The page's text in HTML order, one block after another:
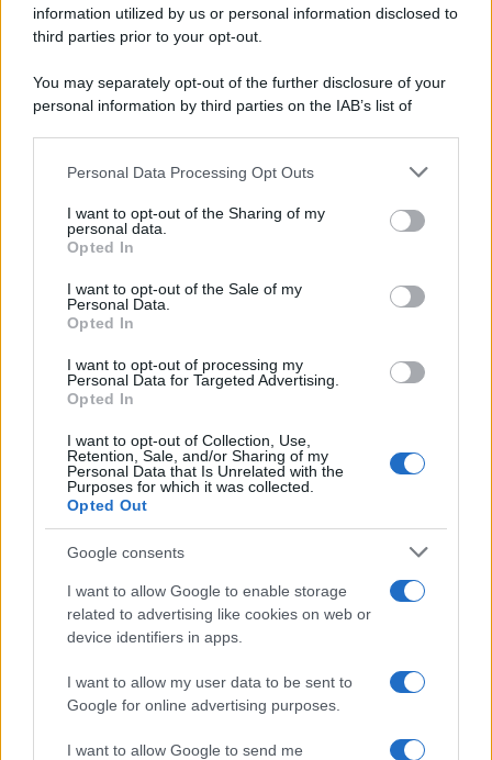
information utilized by us or personal information disclosed to
third parties prior to your opt-out.
You may separately opt-out of the further disclosure of your
personal information by third parties on the IAB’s list of
This information may also be disclosed by us to third parties
disclose it to other third parties.
Please note that this website/app uses one or more Google
services and may gather and store information including but
not limited to your visit or usage behaviour. You may click to
grant or deny consent to Google and its third-party tags to
consent section.
Personal Data Processing Opt Outs
I want to opt-out of the Sharing of my
personal data.
Opted In
I want to opt-out of the Sale of my
Personal Data.
Opted In
I want to opt-out of processing my
Personal Data for Targeted Advertising.
Opted In
I want to opt-out of Collection, Use,
Retention, Sale, and/or Sharing of my
Personal Data that Is Unrelated with the
Purposes for which it was collected.
Opted Out
Google consents
I want to allow Google to enable storage
related to advertising like cookies on web or
device identifiers in apps.
I want to allow my user data to be sent to
Google for online advertising purposes.
I want to allow Google to send me